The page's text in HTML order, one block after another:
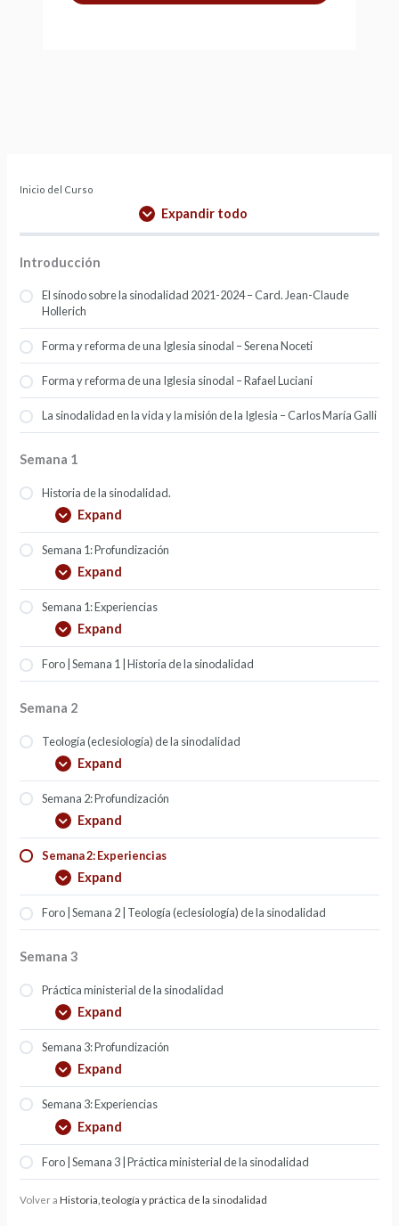
Inicio del Curso
Expandir todo
Introducción
El sínodo sobre la sinodalidad 2021-2024 – Card. Jean-Claude
Hollerich
Forma y reforma de una Iglesia sinodal – Serena Noceti
Forma y reforma de una Iglesia sinodal – Rafael Luciani
La sinodalidad en la vida y la misión de la Iglesia – Carlos María Galli
Semana 1
Historia de la sinodalidad.
Expand
Semana 1: Profundización
Expand
Semana 1: Experiencias
Expand
Foro | Semana 1 | Historia de la sinodalidad
Semana 2
Teología (eclesiología) de la sinodalidad
Expand
Semana 2: Profundización
Expand
Semana 2: Experiencias
Expand
Foro | Semana 2 | Teología (eclesiología) de la sinodalidad
Semana 3
Práctica ministerial de la sinodalidad
Expand
Semana 3: Profundización
Expand
Semana 3: Experiencias
Expand
Foro | Semana 3 | Práctica ministerial de la sinodalidad
Volver aHistoria, teología y práctica de la sinodalidad